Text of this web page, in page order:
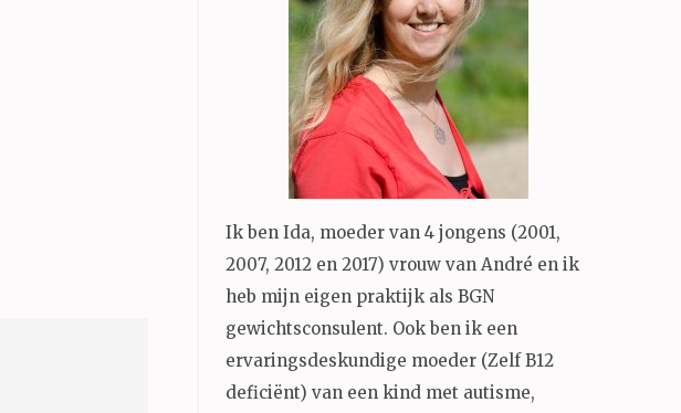
Ik ben Ida, moeder van 4 jongens (2001,
2007, 2012 en 2017) vrouw van André en ik
heb mijn eigen praktijk als BGN
gewichtsconsulent. Ook ben ik een
ervaringsdeskundige moeder (Zelf B12
deficiënt) van een kind met autisme,